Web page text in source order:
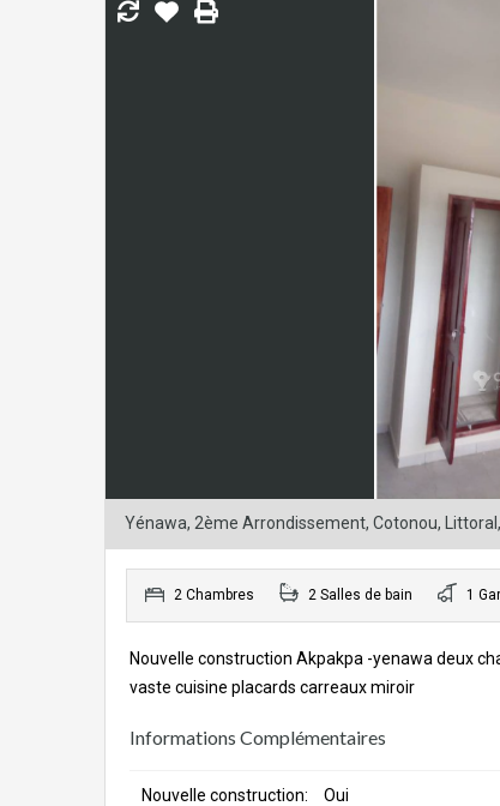
Yénawa, 2ème Arrondissement, Cotonou,
2 Chambres 2 Salles de bain 1
Nouvelle construction Akpakpa -yenawa deux
vaste cuisine placards carreaux miroir
Informations Complémentaires
Nouvelle construction: Oui